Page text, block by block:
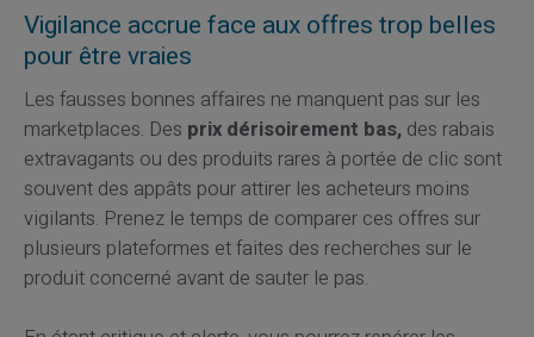
Vigilance accrue face aux offres trop belles
pour être vraies
Les fausses bonnes affaires ne manquent pas sur les
marketplaces. Des prix dérisoirement bas,des rabais
extravagants ou des produits rares à portée de clic sont
souvent des appâts pour attirer les acheteurs moins
vigilants. Prenez le temps de comparer ces offres sur
plusieurs plateformes et faites des recherches sur le
produit concerné avant de sauter le pas.